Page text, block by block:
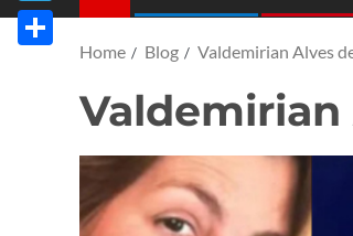
Home Blog Valdemirian Alves
Valdemirian
Telegram